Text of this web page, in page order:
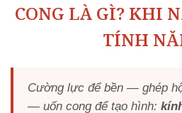
CONG LÀ GÌ? KHI
TÍNH
Cường lực để bền — ghép
— uốn cong để tạo hình: